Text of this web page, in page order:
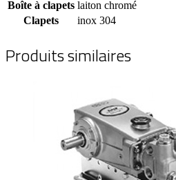
Boîte à clapets laiton chromé
Clapets
inox 304
Produits similaires